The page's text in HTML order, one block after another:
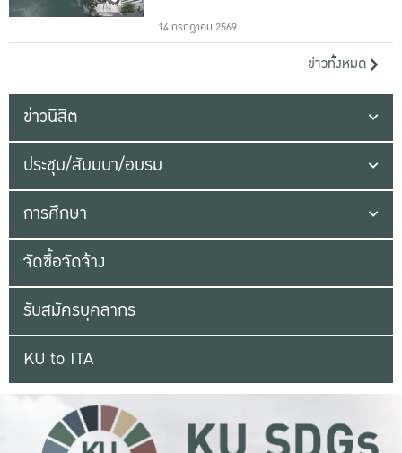
14 กรกฎาคม 2569
ข่าวทั้งหมด
ข่าวนิสิต
ประชุม/สัมมนา/อบรม
การศึกษา
จัดซื้อจัดจ้าง
รับสมัครบุคลากร
KU to ITA